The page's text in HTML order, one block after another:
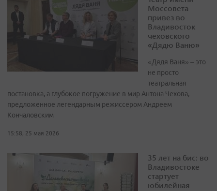
Моссовета
привез во
Владивосток
чеховского
«Дядю Ваню»
«Дядя Ваня» – это
не просто
театральная
постановка, а глубокое погружение в мир Антона Чехова,
предложенное легендарным режиссером Андреем
Кончаловским
15:58, 25 мая 2026
35 лет на бис: во
Владивостоке
стартует
юбилейная